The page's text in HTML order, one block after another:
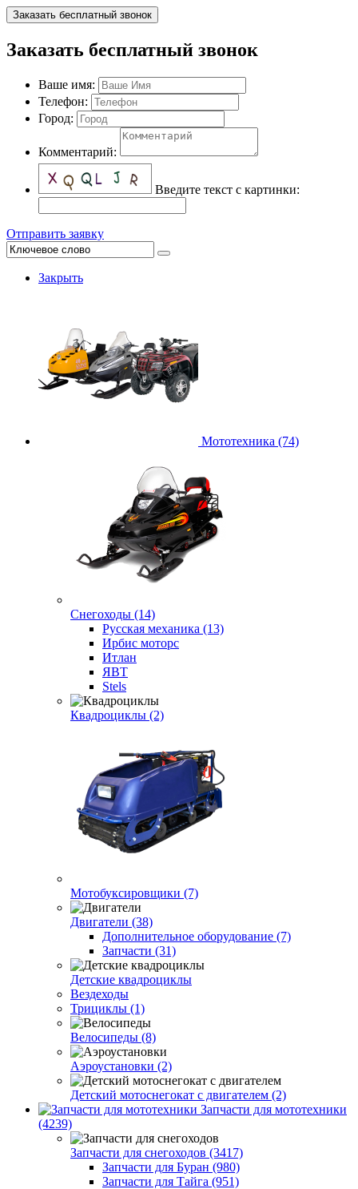
Заказать бесплатный звонок
Заказать бесплатный звонок
Ваше имя:
Телефон:
Город:
Комментарий:
Введите текст с картинки:
Отправить заявку
Закрыть
Мототехника (74)
Снегоходы (14)
Русская механика (13)
Ирбис моторс
Итлан
ЯВТ
Stels
Квадроциклы (2)
Мотобуксировщики (7)
Двигатели (38)
Дополнительное оборудование (7)
Запчасти (31)
Детские квадроциклы
Вездеходы
Трициклы (1)
Велосипеды (8)
Аэроустановки (2)
Детский мотоснегокат с двигателем (2)
Запчасти для мототехники
(4239)
Запчасти для снегоходов (3417)
Запчасти для Буран (980)
Запчасти для Тайга (951)